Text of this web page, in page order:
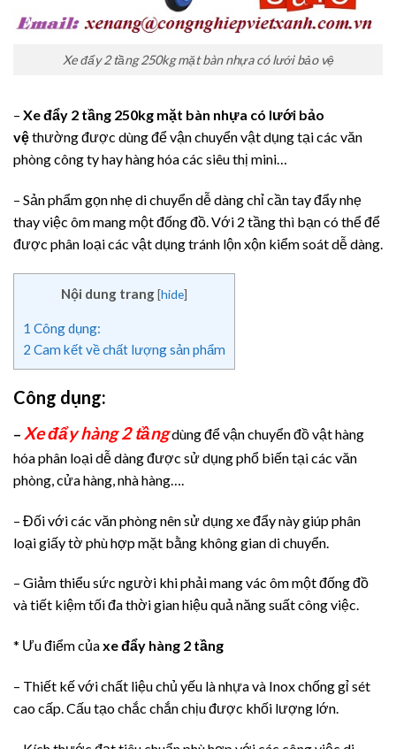
Xe đẩy 2 tầng 250kg mặt bàn nhựa có lưới bảo vệ
– Xe đẩy 2 tầng 250kg mặt bàn nhựa có lưới bảo
vệthường được dùng để vận chuyển vật dụng tại các văn
phòng công ty hay hàng hóa các siêu thị mini…
– Sản phẩm gọn nhẹ di chuyển dễ dàng chỉ cần tay đẩy nhẹ
thay việc ôm mang một đống đồ. Với 2 tầng thì bạn có thể để
được phân loại các vật dụng tránh lộn xộn kiểm soát dễ dàng.
Nội dung trang[hide]
1 Công dụng:
2 Cam kết về chất lượng sản phẩm
Công dụng:
– Xe đẩy hàng 2 tầngdùng để vận chuyển đồ vật hàng
hóa phân loại dễ dàng được sử dụng phổ biến tại các văn
phòng, cửa hàng, nhà hàng….
– Đối với các văn phòng nên sử dụng xe đẩy này giúp phân
loại giấy tờ phù hợp mặt bằng không gian di chuyển.
– Giảm thiểu sức người khi phải mang vác ôm một đống đồ
và tiết kiệm tối đa thời gian hiệu quả năng suất công việc.
* Ưu điểm củaxe đẩy hàng 2 tầng
– Thiết kế với chất liệu chủ yếu là nhựa và Inox chống gỉ sét
cao cấp. Cấu tạo chắc chắn chịu được khối lượng lớn.